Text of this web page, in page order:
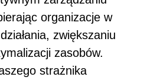
organizacje w
zwiększaniu
zasobów.
strażnika